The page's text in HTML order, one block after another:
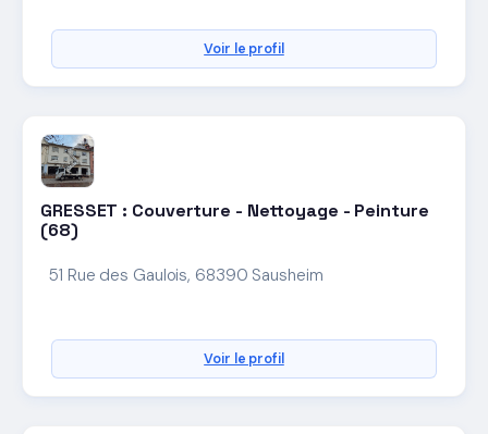
Voir le profil
GRESSET : Couverture - Nettoyage - Peinture
(68)
51 Rue des Gaulois, 68390 Sausheim
Voir le profil